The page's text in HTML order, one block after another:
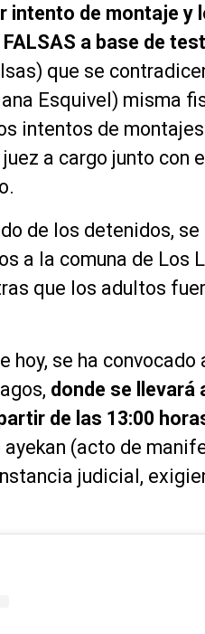
intento de montaje y
a base de
que se
Esquivel) misma
intentos de
a cargo junto con
de los detenidos,
a la comuna de Los
que los adultos
hoy, se ha
donde se llevará
de las 13:00
(acto de
judicial,